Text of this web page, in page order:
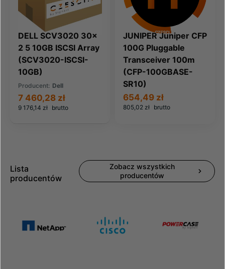
DELL SCV3020 30x
2 5 10GB ISCSI Array
(SCV3020-ISCSI-
10GB)
Producent: Dell
9 176,14 zł brutto
7 460,28 zł
JUNIPER Juniper CFP
100G Pluggable
Transceiver 100m
(CFP-100GBASE-
SR10)
805,02 zł brutto
654,49 zł
Lista
producentów
Zobacz wszystkich
producentów